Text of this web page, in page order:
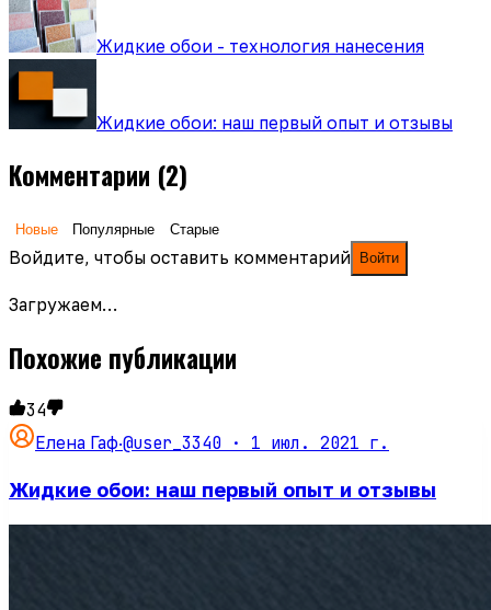
Жидкие обои - технология нанесения
Жидкие обои: наш первый опыт и отзывы
Комментарии (2)
Новые Популярные Старые
Войдите, чтобы оставить комментарий Войти
Загружаем…
Похожие публикации
34
Елена Гаф·@user_3340 · 1 июл. 2021 г.
Жидкие обои: наш первый опыт и отзывы